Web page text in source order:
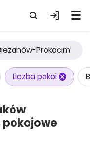
Prokocim
Liczba pokoi
pokojowe